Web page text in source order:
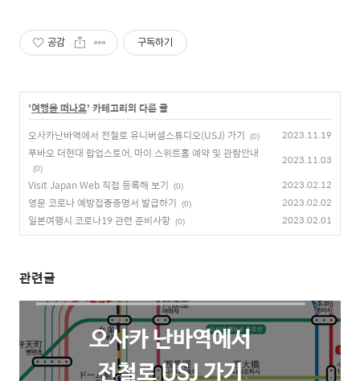
공감 구독하기
'여행을 떠나요' 카테고리의 다른 글
오사카난바역에서 전철로 유니버셜스튜디오(USJ) 가기
(0) 2023.11.19
푸바오 더현대 팝업스토어, 마이 스위트홈 예약 및 관람안내
(0)
2023.11.03
Visit Japan Web 직접 등록해 보기 (0) 2023.02.12
영문 코로나 예방접종증명서 발급하기 (0) 2023.02.02
일본여행시 코로나19 관련 준비사항 (0) 2023.02.01
관련글